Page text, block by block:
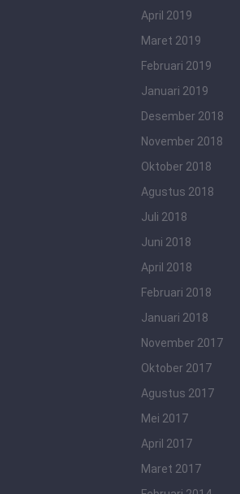
April 2019
Maret 2019
Februari 2019
Januari 2019
Desember 2018
November 2018
Oktober 2018
Agustus 2018
Juli 2018
Juni 2018
April 2018
Februari 2018
Januari 2018
November 2017
Oktober 2017
Agustus 2017
Mei 2017
April 2017
Maret 2017